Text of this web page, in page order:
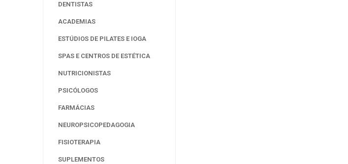
DENTISTAS
ACADEMIAS
ESTÚDIOS DE PILATES E IOGA
SPAS E CENTROS DE ESTÉTICA
NUTRICIONISTAS
PSICÓLOGOS
FARMÁCIAS
NEUROPSICOPEDAGOGIA
FISIOTERAPIA
SUPLEMENTOS